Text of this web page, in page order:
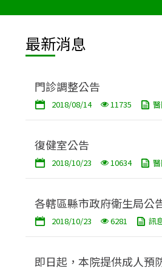
最新消息
門診調整公告
2018/08/14 11735
復健室公告
2018/10/23 10634
各轄區縣市政府衛生局公
標準網站連結
2018/10/23 6281 訊
即日起，本院提供成人預